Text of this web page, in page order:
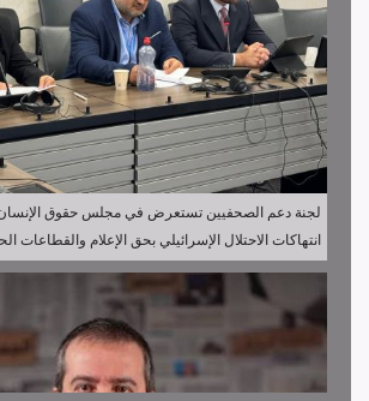
لجنة دعم الصحفيين تستعرض في مجلس حقوق
انتهاكات الاحتلال الإسرائيلي بحق الإعلام والقطاعات